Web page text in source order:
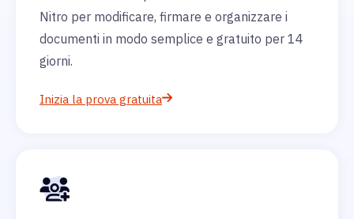
Nitro per modificare, firmare e organizzare i
documenti in modo semplice e gratuito per 14
giorni.
Inizia la prova gratuita